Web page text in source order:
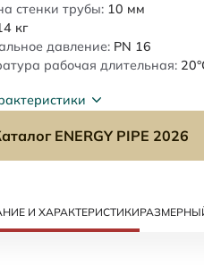
стенки трубы: 10 мм
кг
давление: PN 16
рабочая длительная:
ENERGY PIPE 2026
И ХАРАКТЕРИСТИКИ